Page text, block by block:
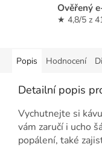
Ověřený
★ 4,8/5 z
Popis Hodnocení
Detailní popis
Vychutnejte si
vám zaručí i ucho
popálení, také